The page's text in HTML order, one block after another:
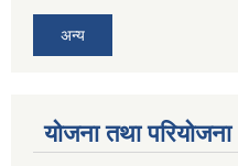
अन्य
योजना तथा परियोजना